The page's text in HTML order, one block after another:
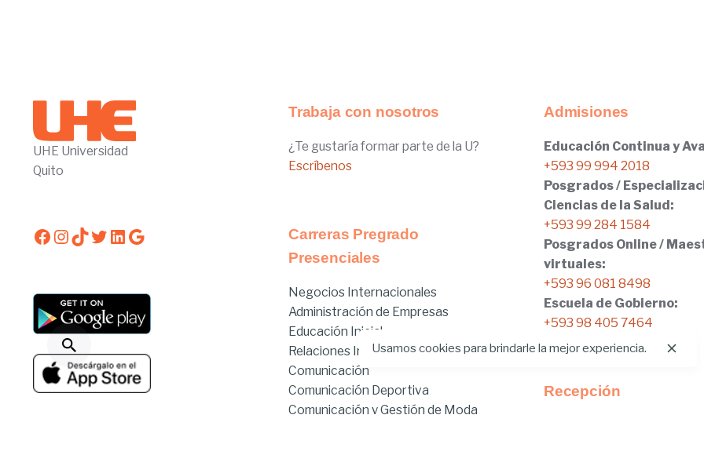
UHE Universidad
Quito
Facebook
Instagram
TikTok
Twitter
LinkedIn
Google
Trabaja con nosotros
¿Te gustaría formar parte de la U?
Escríbenos
Carreras Pregrado
Presenciales
Negocios Internacionales
Administración de Empresas
Educación Inicial
Relaciones Internacionales
Comunicación
Comunicación Deportiva
Comunicación y Gestión de Moda
Admisiones
Educación Continua y
+593 99 994 2018
Posgrados /
Ciencias de la Salud:
+593 99 284 1584
Posgrados Online /
virtuales:
+593 96 081 8498
Escuela de Gobierno:
+593 98 405 7464
Recepción
Usamos cookies para brindarle la mejor experiencia.